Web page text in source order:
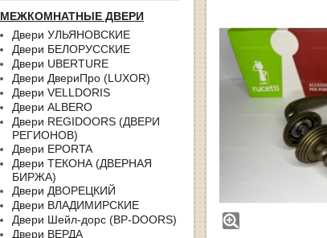
МЕЖКОМНАТНЫЕ ДВЕРИ
Двери УЛЬЯНОВСКИЕ
Двери БЕЛОРУССКИЕ
Двери UBERTURE
Двери ДвериПро (LUXOR)
Двери VELLDORIS
Двери ALBERO
Двери REGIDOORS (ДВЕРИ
РЕГИОНОВ)
Двери EPORTA
Двери ТЕКОНА (ДВЕРНАЯ
БИРЖА)
Двери ДВОРЕЦКИЙ
Двери ВЛАДИМИРСКИЕ
Двери Шейл-дорс (BP-DOORS)
Двери ВЕРДА